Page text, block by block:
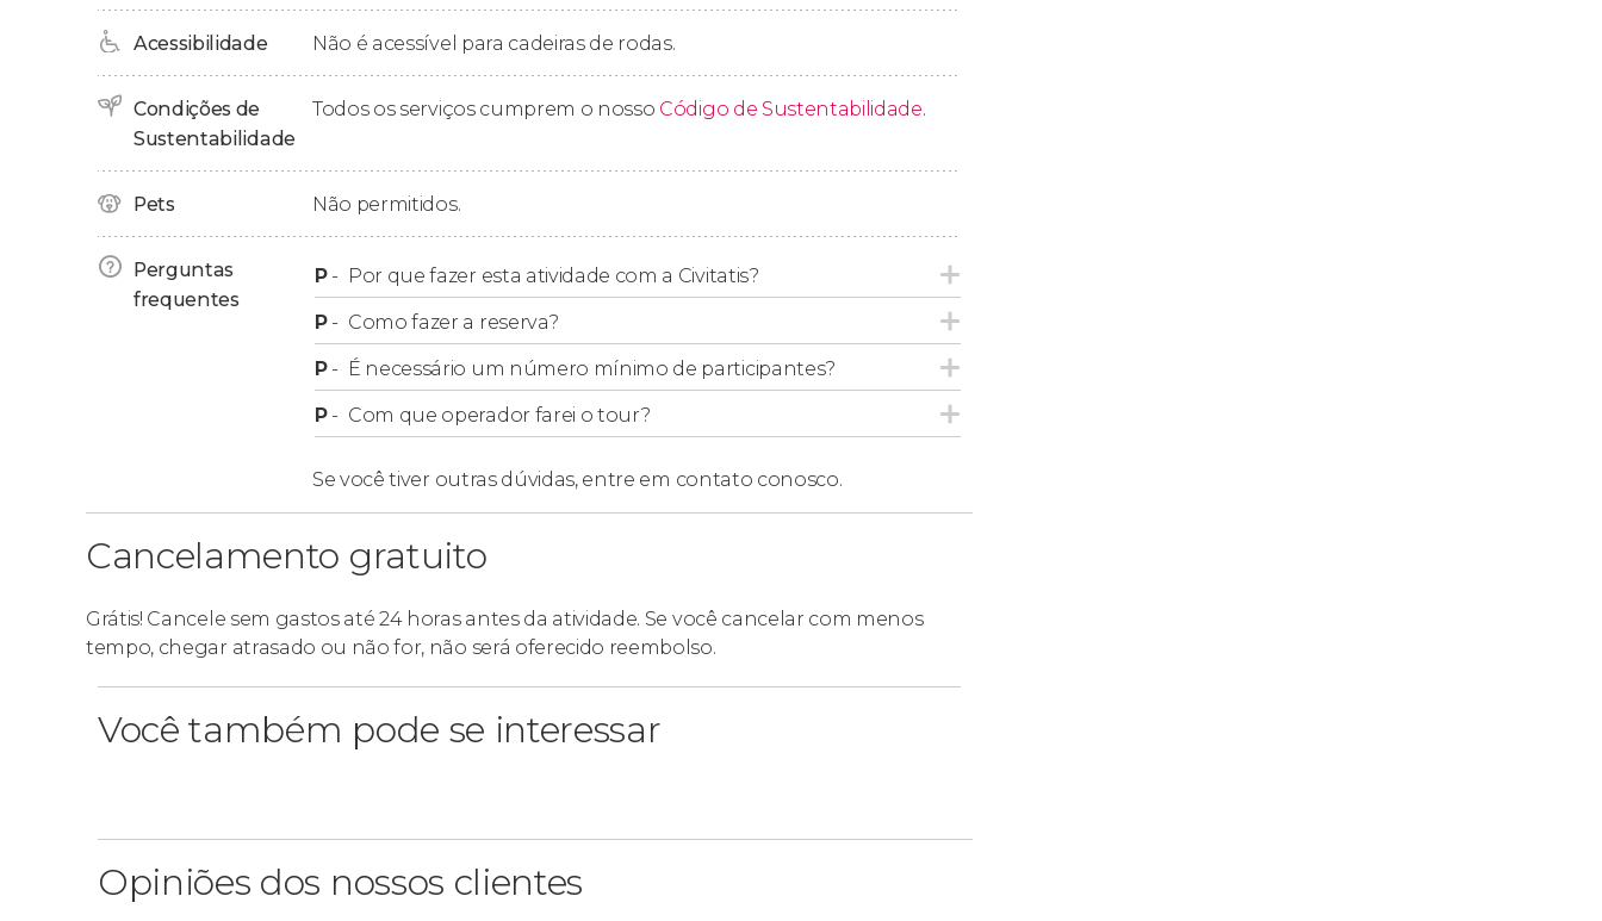
centro histórico antes de concluir o tour.
Depois de cinco horas de excursão, finalizaremos a rota com o retorno ao seu hotel de
Lecce.
Acessibilidade Não é acessível para cadeiras de rodas.
Condições de
Sustentabilidade
Todos os serviços cumprem o nosso Código de Sustentabilidade.
Pets Não permitidos.
Perguntas
frequentes
P- Por que fazer esta atividade com a Civitatis?
P- Como fazer a reserva?
P- É necessário um número mínimo de participantes?
P- Com que operador farei o tour?
Se você tiver outras dúvidas, entre em contato conosco.
Cancelamento gratuito
Grátis! Cancele sem gastos até 24 horas antes da atividade. Se você cancelar com menos
tempo, chegar atrasado ou não for, não será oferecido reembolso.
Você também pode se interessar
Opiniões dos nossos clientes